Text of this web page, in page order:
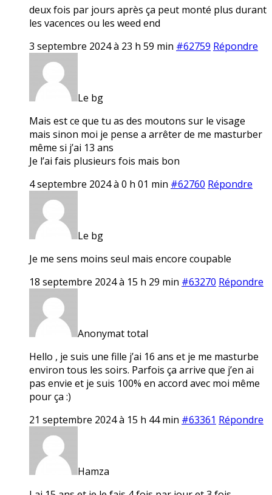
deux fois par jours après ça peut monté plus durant
les vacences ou les weed end
3 septembre 2024 à 23 h 59 min #62759 Répondre
Le bg
Mais est ce que tu as des moutons sur le visage
mais sinon moi je pense a arrêter de me masturber
même si j’ai 13 ans
Je l’ai fais plusieurs fois mais bon
4 septembre 2024 à 0 h 01 min #62760 Répondre
Le bg
Je me sens moins seul mais encore coupable
18 septembre 2024 à 15 h 29 min #63270 Répondre
Anonymat total
Hello , je suis une fille j’ai 16 ans et je me masturbe
environ tous les soirs. Parfois ça arrive que j’en ai
pas envie et je suis 100% en accord avec moi même
pour ça :)
21 septembre 2024 à 15 h 44 min #63361 Répondre
Hamza